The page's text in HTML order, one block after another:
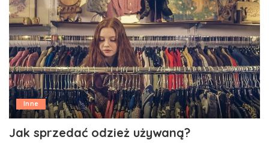
Inne
Jak sprzedać odzież używaną?